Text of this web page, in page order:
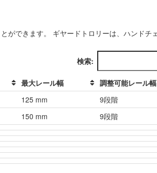
ができます。 ギヤードトロリーは、ハンドチ
検索:
最大レール幅
調整可能レール幅
125 mm
9段階
150 mm 9段階